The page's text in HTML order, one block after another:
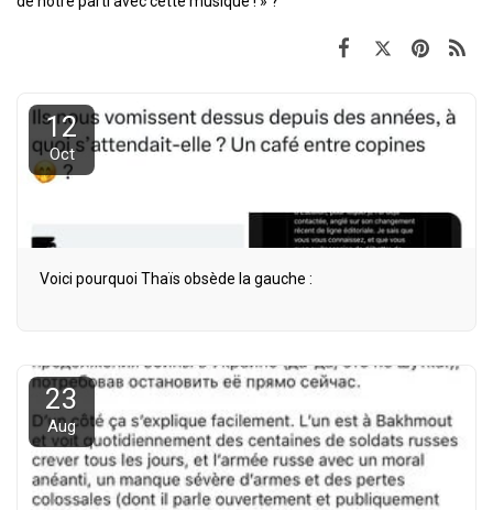
12
Oct
Voici pourquoi Thaïs obsède la gauche :
23
Aug